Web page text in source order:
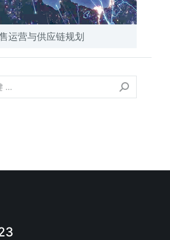
运营与供应链规划